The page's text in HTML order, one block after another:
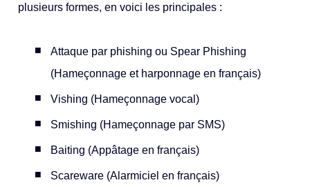
plusieurs formes, en voici les principales :
Attaque par phishing ou Spear Phishing
(Hameçonnage et harponnage en français)
Vishing (Hameçonnage vocal)
Smishing (Hameçonnage par SMS)
Baiting (Appâtage en français)
Scareware (Alarmiciel en français)